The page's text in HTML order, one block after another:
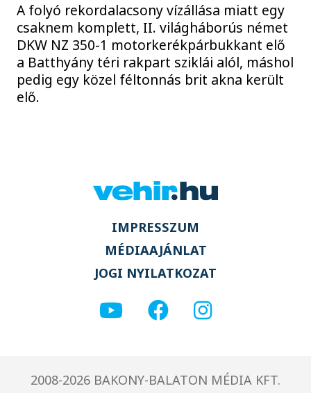
A folyó rekordalacsony vízállása miatt egy
csaknem komplett, II. világháborús német
DKW NZ 350-1 motorkerékpárbukkant elő
a Batthyány téri rakpart sziklái alól, máshol
pedig egy közel féltonnás brit akna került
elő.
IMPRESSZUM
MÉDIAAJÁNLAT
JOGI NYILATKOZAT
2008-2026 BAKONY-BALATON MÉDIA KFT.